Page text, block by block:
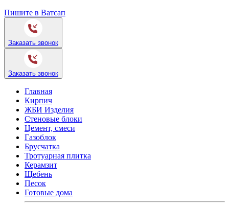
Пишите в Ватсап
Заказать звонок
Заказать звонок
Главная
Кирпич
ЖБИ Изделия
Стеновые блоки
Цемент, смеси
Газоблок
Брусчатка
Тротуарная плитка
Керамзит
Щебень
Песок
Готовые дома